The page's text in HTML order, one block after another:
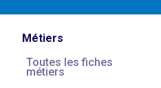
Métiers
Toutes les fiches
métiers